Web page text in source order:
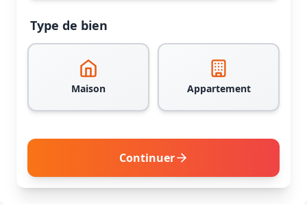
Type de bien
Maison Appartement
Continuer